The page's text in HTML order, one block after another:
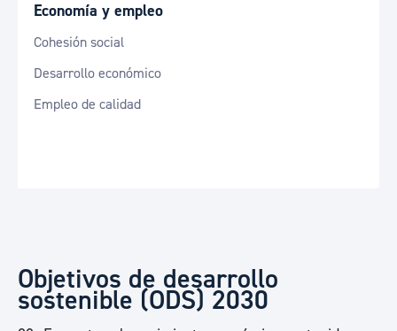
Economía y empleo
Cohesión social
Desarrollo económico
Empleo de calidad
Objetivos de desarrollo
sostenible (ODS) 2030